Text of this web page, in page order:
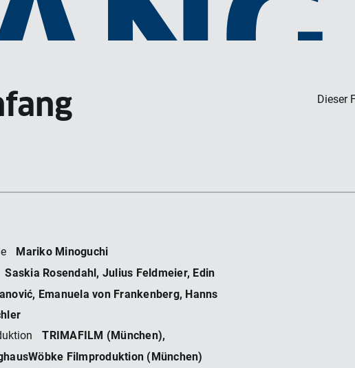
Dieser
Mariko Minoguchi
Saskia Rosendahl, Julius Feldmeier, Edin
Emanuela von Frankenberg, Hanns
TRIMAFILM (München),
Filmproduktion (München)